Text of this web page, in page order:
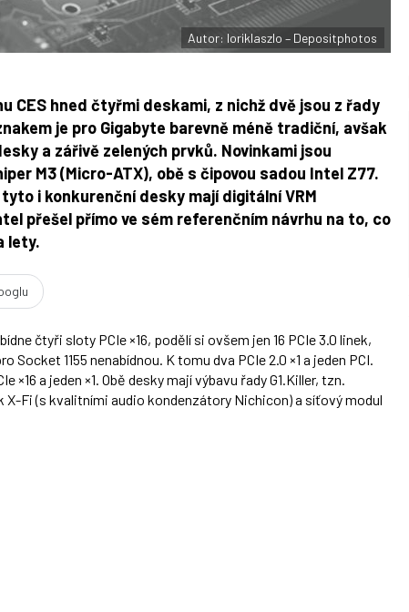
Autor: loriklaszlo – Depositphotos
CES hned čtyřmi deskami, z nichž dvě jsou z řady
je pro Gigabyte barevně méně tradiční, avšak
a zářivě zelených prvků. Novinkami jsou
M3(Micro-ATX), obě s čipovou sadou Intel Z77.
i konkurenční desky mají digitální VRM
přešel přímo ve sém referenčním návrhu na to, co
lety.
čtyři sloty PCIe ×16, podělí si ovšem jen 16 PCIe 3.0 linek,
Socket 1155 nenabídnou. K tomu dva PCIe 2.0 ×1 a jeden PCI.
×16 a jeden ×1. Obě desky mají výbavu řady G1.Killer, tzn.
Fi (s kvalitními audio kondenzátory Nichicon) a síťový modul